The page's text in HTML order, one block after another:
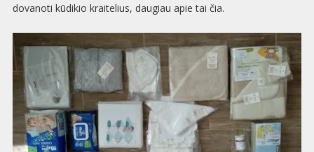
dovanoti kūdikio kraitelius, daugiau apie tai čia.